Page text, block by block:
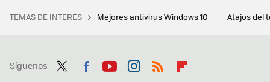
TEMAS DE INTERÉS Mejores antivirus Windows 10 Atajos del
Síguenos